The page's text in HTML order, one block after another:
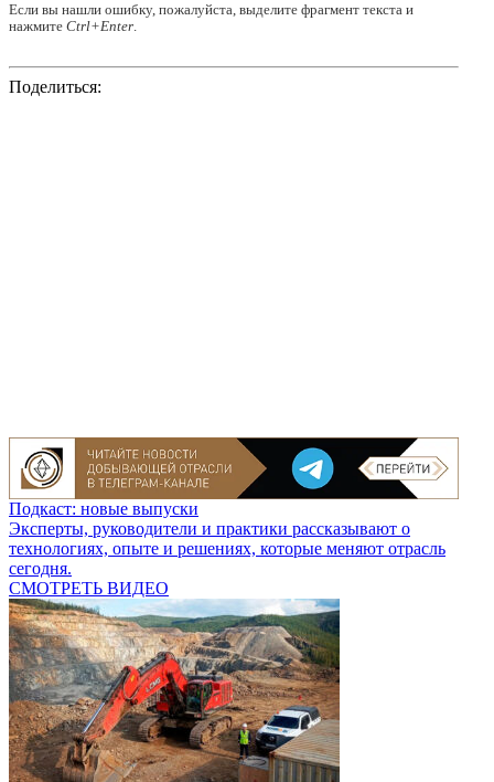
Если вы нашли ошибку, пожалуйста, выделите фрагмент текста и
нажмите Ctrl+Enter
Поделиться:
Подкаст: новые выпуски
Эксперты, руководители и практики рассказывают о
технологиях, опыте и решениях, которые меняют отрасль
сегодня.
СМОТРЕТЬ ВИДЕО